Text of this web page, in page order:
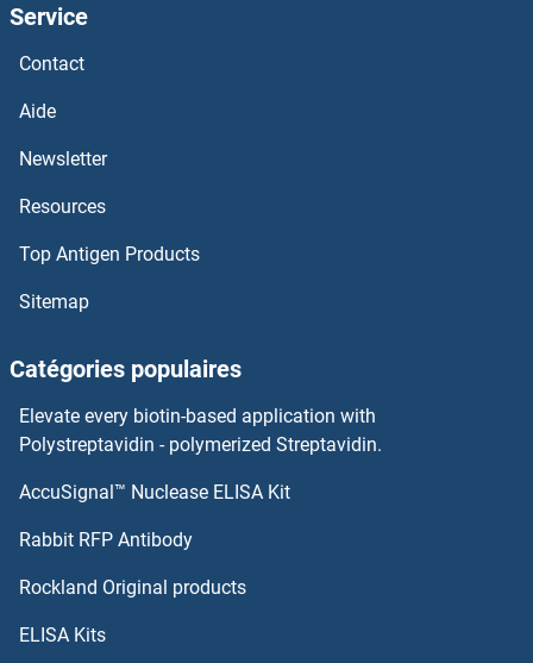
INHBE Kits ELISA
INHBB Kits ELISA
ING4 Kits ELISA
ING1 Kits ELISA
Inducible T-Cell Co-Stimulator Kits ELISA
Indole 3 Acetic Acid Kits ELISA
Service
Contact
Aide
Newsletter
Resources
Top Antigen Products
Sitemap
Catégories populaires
Elevate every biotin-based application with
Polystreptavidin - polymerized Streptavidin.
AccuSignal™ Nuclease ELISA Kit
Rabbit RFP Antibody
Rockland Original products
ELISA Kits